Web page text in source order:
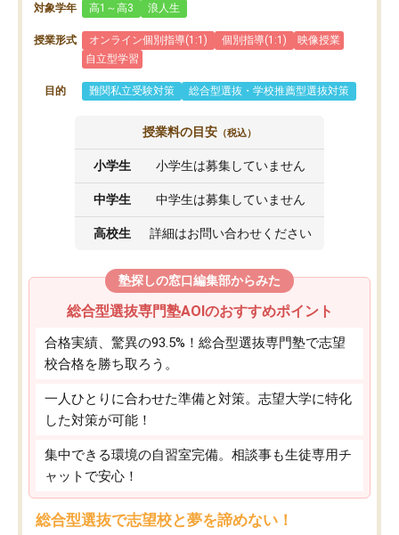
対象学年 高1～高3 浪人生
授業形式 オンライン個別指導(1:1) 個別指導(1:1)
映像授業
自立型学習
目的 難関私立受験対策 総合型選抜・学校推薦型選抜対策
授業料の目安 （税込）
小学生 小学生は募集していません
中学生 中学生は募集していません
高校生 詳細はお問い合わせください
塾探しの窓口編集部からみた
総合型選抜専門塾AOIのおすすめポイント
合格実績、驚異の93.5%！総合型選抜専門塾で志望
校合格を勝ち取ろう。
一人ひとりに合わせた準備と対策。志望大学に特化
した対策が可能！
集中できる環境の自習室完備。相談事も生徒専用チ
ャットで安心！
総合型選抜で志望校と夢を諦めない！